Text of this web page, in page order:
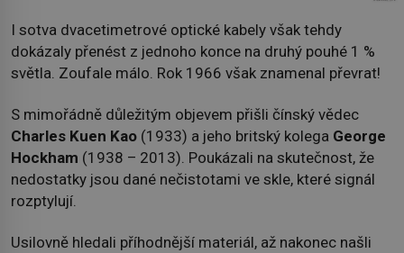
I sotva dvacetimetrové optické kabely však tehdy
dokázaly přenést z jednoho konce na druhý pouhé 1 %
světla. Zoufale málo. Rok 1966 však znamenal převrat!
S mimořádně důležitým objevem přišli čínský vědec
Charles Kuen Kao (1933) a jeho britský kolega George
Hockham (1938 – 2013). Poukázali na skutečnost, že
nedostatky jsou dané nečistotami ve skle, které signál
rozptylují.
Usilovně hledali příhodnější materiál, až nakonec našli